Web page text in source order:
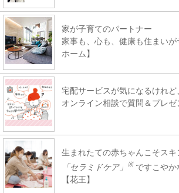
家が子育てのパートナー
家事も、心も、健康も住まい
ホーム】
宅配サービスが気になるけれど
オンライン相談で質問＆プレゼ
生まれたての赤ちゃんこそスキ
「セラミドケア」
※ ですこやか
【花王】